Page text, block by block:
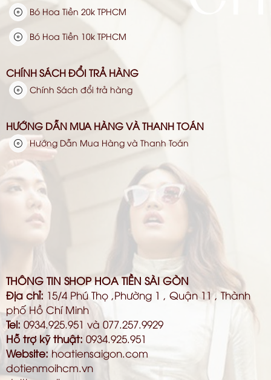
THÔNG TIN SHOP HOA TIỀN SÀI GÒN
Địa chỉ: 15/4 Phú Thọ ,Phường 1 , Quận 11 , Thành
phố Hồ Chí Minh
Tel: 0934.925.951 và 077.257.9929
Hỗ trợ kỹ thuật: 0934.925.951
Website: hoatiensaigon.com
dotienmoihcm.vn
Bó Hoa Tiền 20k TPHCM
Bó Hoa Tiền 10k TPHCM
CHÍNH SÁCH ĐỔI TRẢ HÀNG
Chính Sách đổi trả hàng
HƯỚNG DẪN MUA HÀNG VÀ THANH TOÁN
Hướng Dẫn Mua Hàng và Thanh Toán